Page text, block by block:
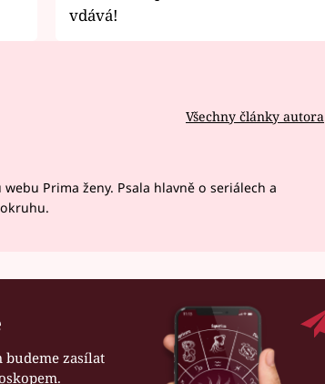
vdává!
Všechny články autora
Prima ženy. Psala hlavně o seriálech a
budeme zasílat